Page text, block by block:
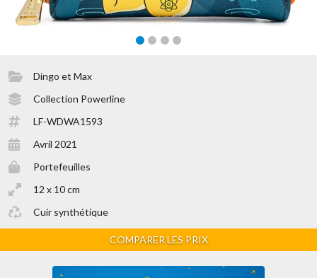
Dingo et Max
Collection Powerline
LF-WDWA1593
Avril 2021
Portefeuilles
12 x 10 cm
Cuir synthétique
COMPARER LES PRIX